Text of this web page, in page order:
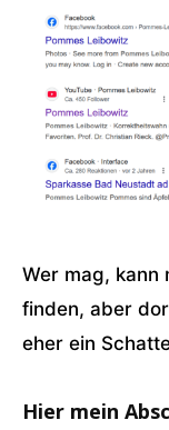
Wer mag, kann
finden, aber
eher ein
Hier mein